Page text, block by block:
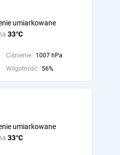
33°C
umiarkowane
Ciśnienie: 1007 hPa
Wilgotność: 56%
33°C
umiarkowane